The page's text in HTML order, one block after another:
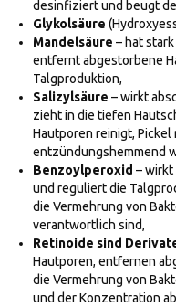
desinfiziert und beugt
Glykolsäure
Mandelsäure – hat
entfernt abgestorbene
Talgproduktion,
Salizylsäure – wirkt
zieht in die tiefen
Hautporen reinigt,
entzündungshemmend
Benzoylperoxid – wirkt
und reguliert die
die Vermehrung von
verantwortlich sind,
Retinoide sind
Hautporen, entfernen
die Vermehrung von
und der Konzentration